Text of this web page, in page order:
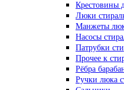
Крестовины
Люки
Манжеты
Насосы
Патрубки
Прочее к
Рёбра
Ручки люка